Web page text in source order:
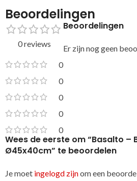
Beoordelingen
0 reviews
0
0
0
0
0
Beoordelingen
Er zijn nog geen
Wees de eerste om “Basalto –
Ø45x40cm” te beoordelen
Je moet ingelogd zijnom een